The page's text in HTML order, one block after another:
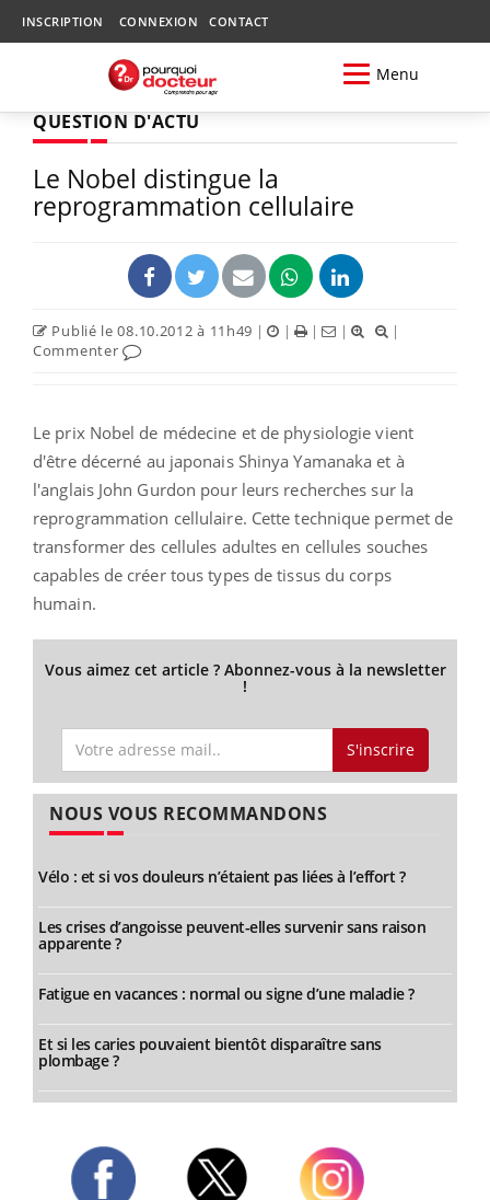
INSCRIPTION CONNEXION CONTACT
Menu
QUESTION D'ACTU
Le Nobel distingue la
reprogrammation cellulaire
Publié le 08.10.2012 à 11h49 | | | |
|
Commenter
Le prix Nobel de médecine et de physiologie vient
d'être décerné au japonais Shinya Yamanaka et à
l'anglais John Gurdon pour leurs recherches sur la
reprogrammation cellulaire. Cette technique permet de
transformer des cellules adultes en cellules souches
capables de créer tous types de tissus du corps
humain.
Vous aimez cet article ? Abonnez-vous à la newsletter
!
S'inscrire
NOUS VOUS RECOMMANDONS
Vélo : et si vos douleurs n’étaient pas liées à l’effort ?
Les crises d’angoisse peuvent-elles survenir sans raison
apparente ?
Fatigue en vacances : normal ou signe d’une maladie ?
Et si les caries pouvaient bientôt disparaître sans
plombage ?